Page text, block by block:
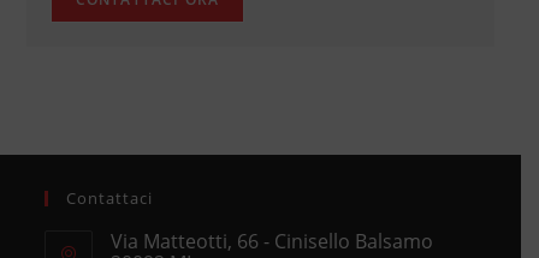
Contattaci
Via Matteotti, 66 - Cinisello Balsamo